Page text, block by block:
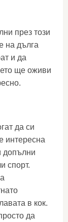
през този
на дълга
и да
ще оживи
да си
интересна
допълни
спорт.
в кок.
да